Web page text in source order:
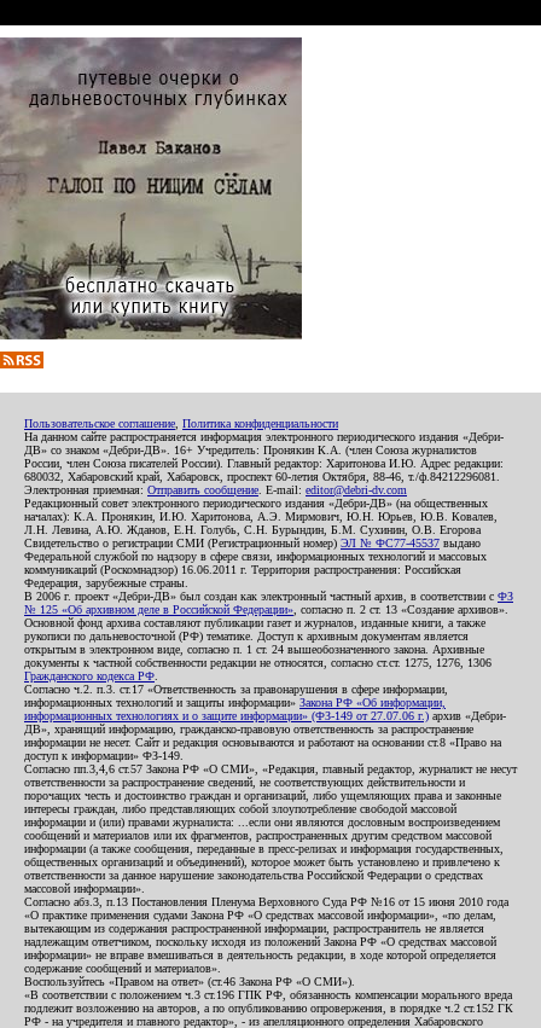
Пользовательское соглашение Политика конфиденциальности
На данном сайте распространяется информация электронного периодического издания «Дебри-
ДВ» со знаком «Дебри-ДВ». 16+ Учредитель: Пронякин К.А. (член Союза журналистов
России, член Союза писателей России). Главный редактор: Харитонова И.Ю. Адрес редакции:
680032, Хабаровский край, Хабаровск, проспект 60-летия Октября, 88-46, т./ф.84212296081.
Электронная приемная: Отправить сообщение . E-mail: editor@debri-dv.com
Редакционный совет электронного периодического издания «Дебри-ДВ» (на общественных
началах): К.А. Пронякин, И.Ю. Харитонова, А.Э. Мирмович, Ю.Н. Юрьев, Ю.В. Ковалев,
Л.Н. Левина, А.Ю. Жданов, Е.Н. Голубь, С.Н. Бурындин, Б.М. Сухинин, О.В. Егорова
Свидетельство о регистрации СМИ (Регистрационный номер) ЭЛ № ФС77-45537 выдано
Федеральной службой по надзору в сфере связи, информационных технологий и массовых
коммуникаций (Роскомнадзор) 16.06.2011 г. Территория распространения: Российская
Федерация, зарубежные страны.
В 2006 г. проект «Дебри-ДВ» был создан как электронный частный архив, в соответствии с ФЗ
№ 125 «Об архивном деле в Российской Федерации» , согласно п. 2 ст. 13 «Создание архивов».
Основной фонд архива составляют публикации газет и журналов, изданные книги, а также
рукописи по дальневосточной (РФ) тематике. Доступ к архивным документам является
открытым в электронном виде, согласно п. 1 ст. 24 вышеобозначенного закона. Архивные
документы к частной собственности редакции не относятся, согласно ст.ст. 1275, 1276, 1306
Гражданского кодекса РФ
Согласно ч.2. п.3. ст.17 «Ответственность за правонарушения в сфере информации,
информационных технологий и защиты информации» Закона РФ «Об информации,
информационных технологиях и о защите информации» (ФЗ-149 от 27.07.06 г.) архив «Дебри-
ДВ», хранящий информацию, гражданско-правовую ответственность за распространение
информации не несет. Сайт и редакция основываются и работают на основании ст.8 «Право на
доступ к информации» ФЗ-149.
Согласно пп.3,4,6 ст.57 Закона РФ «О СМИ», «Редакция, главный редактор, журналист не несут
ответственности за распространение сведений, не соответствующих действительности и
порочащих честь и достоинство граждан и организаций, либо ущемляющих права и законные
интересы граждан, либо представляющих собой злоупотребление свободой массовой
информации и (или) правами журналиста: ...если они являются дословным воспроизведением
сообщений и материалов или их фрагментов, распространенных другим средством массовой
информации (а также сообщения, переданные в пресс-релизах и информация государственных,
общественных организаций и объединений), которое может быть установлено и привлечено к
ответственности за данное нарушение законодательства Российской Федерации о средствах
массовой информации».
Согласно абз.3, п.13 Постановления Пленума Верховного Суда РФ №16 от 15 июня 2010 года
«О практике применения судами Закона РФ «О средствах массовой информации», «по делам,
вытекающим из содержания распространенной информации, распространитель не является
надлежащим ответчиком, поскольку исходя из положений Закона РФ «О средствах массовой
информации» не вправе вмешиваться в деятельность редакции, в ходе которой определяется
содержание сообщений и материалов».
Воспользуйтесь «Правом на ответ» (ст.46 Закона РФ «О СМИ»).
«В соответствии с положением ч.3 ст.196 ГПК РФ, обязанность компенсации морального вреда
подлежит возложению на авторов, а по опубликованию опровержения, в порядке ч.2 ст.152 ГК
РФ - на учредителя и главного редактор», - из апелляционного определения Хабаровского